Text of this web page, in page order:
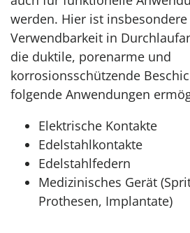
werden. Hier ist
Verwendbarkeit in
die duktile, porenarme und
korrosionsschützende
folgende Anwendungen
Elektrische Kontakte
Edelstahlkontakte
Edelstahlfedern
Medizinisches Gerät
Prothesen, Implantate)